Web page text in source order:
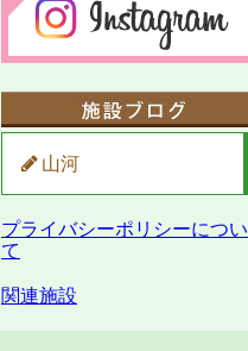
山河
プライバシーポリシーについ
て
関連施設